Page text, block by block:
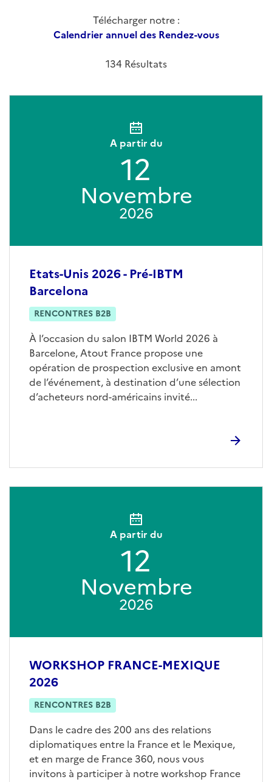
Télécharger notre :
Calendrier annuel des Rendez-vous
134 Résultats
Etats-Unis 2026 - Pré-IBTM
Barcelona
RENCONTRES B2B
À l’occasion du salon IBTM World 2026 à
Barcelone, Atout France propose une
opération de prospection exclusive en amont
de l’événement, à destination d’une sélection
d’acheteurs nord-américains invité...
A partir du
12
Novembre
2026
WORKSHOP FRANCE-MEXIQUE
2026
RENCONTRES B2B
Dans le cadre des 200 ans des relations
diplomatiques entre la France et le Mexique,
et en marge de France 360, nous vous
invitons à participer à notre workshop France
A partir du
12
Novembre
2026